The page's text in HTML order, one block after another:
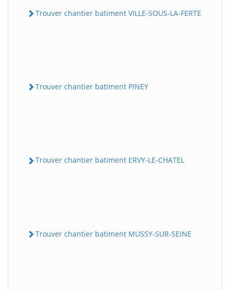
Trouver chantier batiment VILLE-SOUS-LA-FERTE
Trouver chantier batiment PINEY
Trouver chantier batiment ERVY-LE-CHATEL
Trouver chantier batiment MUSSY-SUR-SEINE